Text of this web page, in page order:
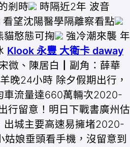
剎時
時隔近2年 波音
看望沈陽醫學隔離察看點
貓憨態可掬
強冷潮來襲 年
Klook 永豐 大衛卡 daway
微、陳居白┃副角：薛華
晚24小時 除夕假期出行，
車流量達660萬輛次2020-
行留意！明日下戰書廣州估
出城主要高速易擁堵2020-
娘垂頭看手機，沒留意到